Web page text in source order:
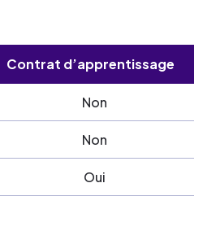
Contrat d’apprentissage
Non
Non
Oui